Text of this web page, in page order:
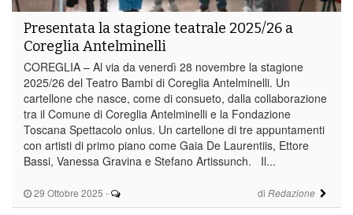
29 Ottobre 2025 - di Redazione
Presentata la stagione teatrale 2025/26 a
Coreglia Antelminelli
COREGLIA – Al via da venerdì 28 novembre la stagione
2025/26 del Teatro Bambi di Coreglia Antelminelli. Un
cartellone che nasce, come di consueto, dalla collaborazione
tra il Comune di Coreglia Antelminelli e la Fondazione
Toscana Spettacolo onlus. Un cartellone di tre appuntamenti
con artisti di primo piano come Gaia De Laurentiis, Ettore
Bassi, Vanessa Gravina e Stefano Artissunch. Il...